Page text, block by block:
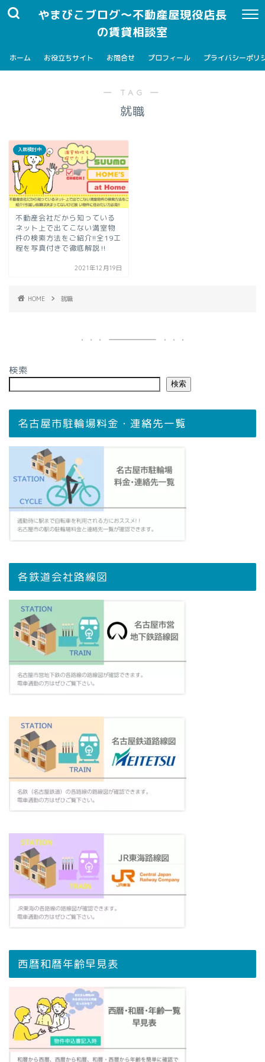
やまびこブログ～不動産屋現役店長
の賃貸相談室
ホーム お役立ちサイト お問合せ プロフィール プライバシーポリ
― TAG ―
就職
入居検討中
不動産会社だから知っている
ネット上で出てこない満室物
件の検索方法をご紹介!!︎全19工
程を写真付きで徹底解説‼︎
2021年12月19日
HOME 就職
検索
検索
名古屋市駐輪場料金・連絡先一覧
各鉄道会社路線図
西暦和暦年齢早見表